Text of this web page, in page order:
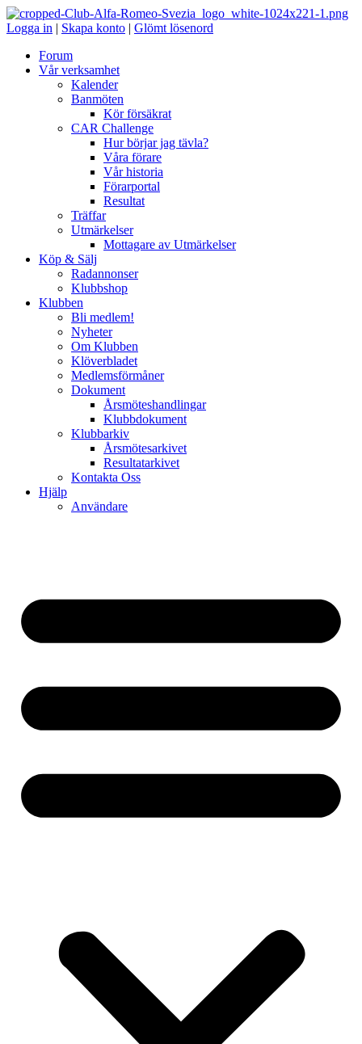
Logga in | Skapa konto | Glömt lösenord
Forum
Vår verksamhet
Kalender
Banmöten
Kör försäkrat
CAR Challenge
Hur börjar jag tävla?
Våra förare
Vår historia
Förarportal
Resultat
Träffar
Utmärkelser
Mottagare av Utmärkelser
Köp & Sälj
Radannonser
Klubbshop
Klubben
Bli medlem!
Nyheter
Om Klubben
Klöverbladet
Medlemsförmåner
Dokument
Årsmöteshandlingar
Klubbdokument
Klubbarkiv
Årsmötesarkivet
Resultatarkivet
Kontakta Oss
Hjälp
Användare